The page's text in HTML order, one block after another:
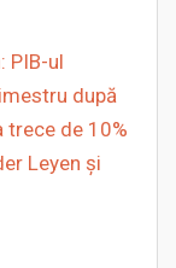
PIB-ul
după
de 10%
Leyen și